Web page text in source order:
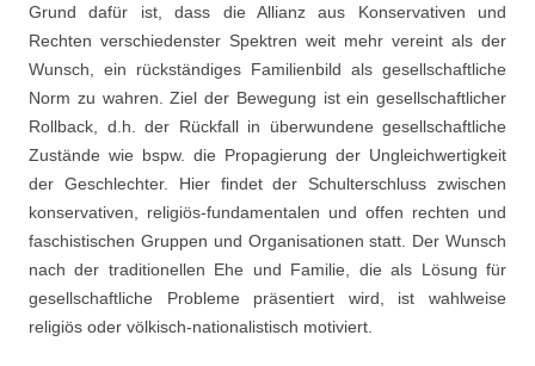
Grund dafür ist, dass die Allianz aus Konservativen und
Rechten verschiedenster Spektren weit mehr vereint als der
Wunsch, ein rückständiges Familienbild als gesellschaftliche
Norm zu wahren. Ziel der Bewegung ist ein gesellschaftlicher
Rollback, d.h. der Rückfall in überwundene gesellschaftliche
Zustände wie bspw. die Propagierung der Ungleichwertigkeit
der Geschlechter. Hier findet der Schulterschluss zwischen
konservativen, religiös-fundamentalen und offen rechten und
faschistischen Gruppen und Organisationen statt. Der Wunsch
nach der traditionellen Ehe und Familie, die als Lösung für
gesellschaftliche Probleme präsentiert wird, ist wahlweise
religiös oder völkisch-nationalistisch motiviert.